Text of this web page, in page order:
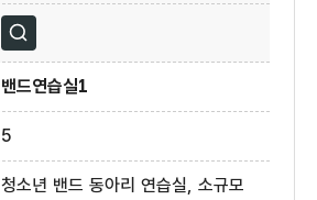
자세히보기
밴드연습실1
5
청소년 밴드 동아리 연습실, 소규모